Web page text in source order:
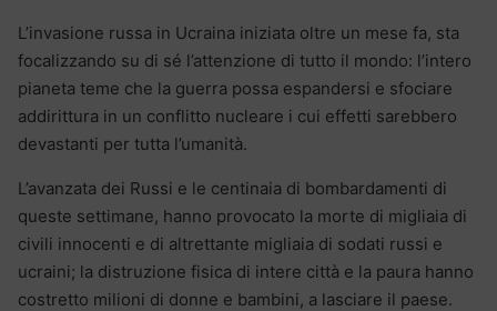
L’invasione russa in Ucraina iniziata oltre un mese fa, sta
focalizzando su di sé l’attenzione di tutto il mondo: l’intero
pianeta teme che la guerra possa espandersi e sfociare
addirittura in un conflitto nucleare i cui effetti sarebbero
devastanti per tutta l’umanità.
L’avanzata dei Russi e le centinaia di bombardamenti di
queste settimane, hanno provocato la morte di migliaia di
civili innocenti e di altrettante migliaia di sodati russi e
ucraini; la distruzione fisica di intere città e la paura hanno
costretto milioni di donne e bambini, a lasciare il paese.